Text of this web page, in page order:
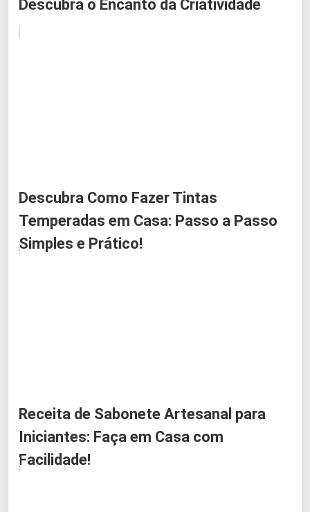
Descubra o Encanto da Criatividade
Descubra Como Fazer Tintas
Temperadas em Casa: Passo a Passo
Simples e Prático!
Receita de Sabonete Artesanal para
Iniciantes: Faça em Casa com
Facilidade!